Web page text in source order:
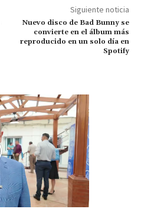
Siguiente noticia
Nuevo disco de Bad Bunny se
convierte en el álbum más
reproducido en un solo día en
Spotify